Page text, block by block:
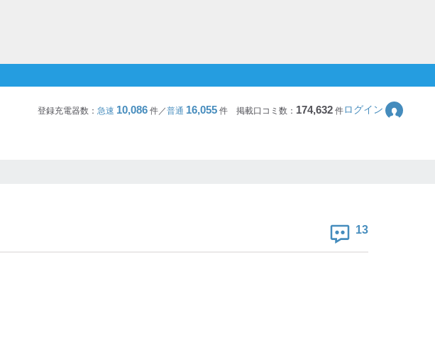
登録充電器数： 急速 10,086 件／普通 16,055 件 掲載口コミ数： 174,632件ログイン
13